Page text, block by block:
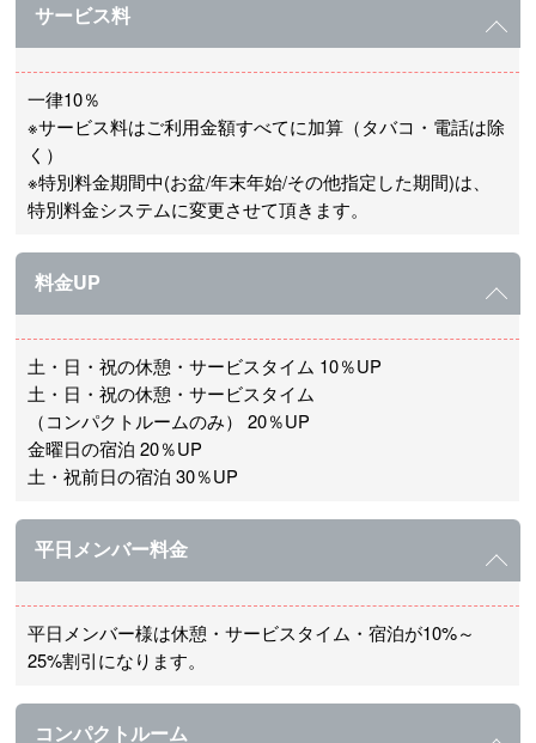
サービス料
一律10％
※サービス料はご利用金額すべてに加算（タバコ・電話は除
く）
※特別料金期間中(お盆/年末年始/その他指定した期間)は、
特別料金システムに変更させて頂きます。
料金UP
土・日・祝の休憩・サービスタイム 10％UP
土・日・祝の休憩・サービスタイム
（コンパクトルームのみ） 20％UP
金曜日の宿泊 20％UP
土・祝前日の宿泊 30％UP
平日メンバー料金
平日メンバー様は休憩・サービスタイム・宿泊が10%～
25%割引になります。
コンパクトルーム